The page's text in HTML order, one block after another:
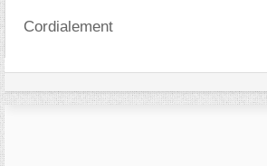
Cordialement